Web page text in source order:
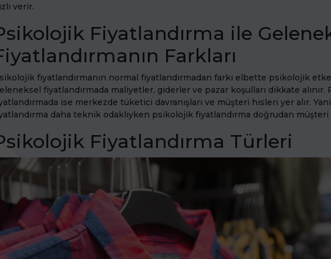
verir.
Fiyatlandırma ile
Farkları
fiyatlandırmanın normal fiyatlandırmadan farkı elbette psikolojik
fiyatlandırmada maliyetler, giderler ve pazar koşulları dikkate alınır.
ise merkezde tüketici davranışları ve müşteri hisleri yer alır.
daha teknik odaklıyken psikolojik fiyatlandırma doğrudan müşteri
Fiyatlandırma Türleri